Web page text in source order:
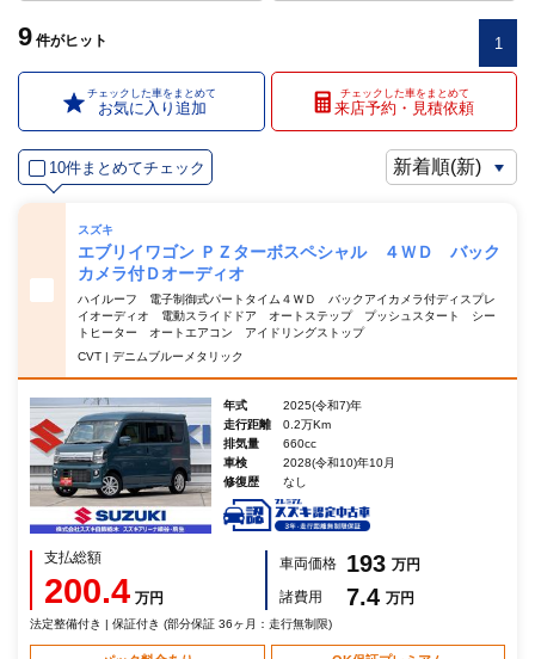
9 件がヒット 1
チェックした車をまとめて
お気に入り追加
チェックした車をまとめて
来店予約・見積依頼
10件まとめてチェック
スズキ
エブリイワゴン ＰＺターボスペシャル ４ＷＤ バック
カメラ付Ｄオーディオ
ハイルーフ 電子制御式パートタイム４ＷＤ バックアイカメラ付ディスプレ
イオーディオ 電動スライドドア オートステップ プッシュスタート シー
トヒーター オートエアコン アイドリングストップ
CVT | デニムブルーメタリック
年式
2025(令和7)年
走行距離
0.2万Km
排気量
660cc
車検
2028(令和10)年10月
修復歴
なし
支払総額
200.4 万円
車両価格 193 万円
諸費用
7.4 万円
法定整備付き | 保証付き (部分保証 36ヶ月：走行無制限)